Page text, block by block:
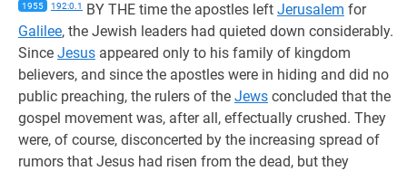
1955 192:0.1 BY THE time the apostles left Jerusalem for
Galilee, the Jewish leaders had quieted down considerably.
Since Jesus appeared only to his family of kingdom
believers, and since the apostles were in hiding and did no
public preaching, the rulers of the Jews concluded that the
gospel movement was, after all, effectually crushed. They
were, of course, disconcerted by the increasing spread of
rumors that Jesus had risen from the dead, but they